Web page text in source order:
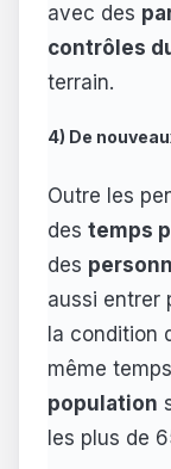
avec des
contrôles
terrain.
4) De
Outre les
des temps
des
aussi entrer
la condition
même
population
les plus de